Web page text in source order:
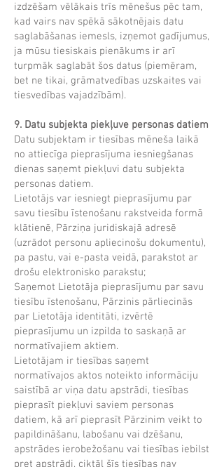
izdzēšam vēlākais trīs mēnešus pēc tam,
kad vairs nav spēkā sākotnējais datu
saglabāšanas iemesls, izņemot gadījumus,
ja mūsu tiesiskais pienākums ir arī
turpmāk saglabāt šos datus (piemēram,
bet ne tikai, grāmatvedības uzskaites vai
tiesvedības vajadzībām).
9. Datu subjekta piekļuve personas datiem
Datu subjektam ir tiesības mēneša laikā
no attiecīga pieprasījuma iesniegšanas
dienas saņemt piekļuvi datu subjekta
personas datiem.
Lietotājs var iesniegt pieprasījumu par
savu tiesību īstenošanu rakstveida formā
klātienē, Pārziņa juridiskajā adresē
(uzrādot personu apliecinošu dokumentu),
pa pastu, vai e-pasta veidā, parakstot ar
drošu elektronisko parakstu;
Saņemot Lietotāja pieprasījumu par savu
tiesību īstenošanu, Pārzinis pārliecinās
par Lietotāja identitāti, izvērtē
pieprasījumu un izpilda to saskaņā ar
normatīvajiem aktiem.
Lietotājam ir tiesības saņemt
normatīvajos aktos noteikto informāciju
saistībā ar viņa datu apstrādi, tiesības
pieprasīt piekļuvi saviem personas
datiem, kā arī pieprasīt Pārzinim veikt to
papildināšanu, labošanu vai dzēšanu,
apstrādes ierobežošanu vai tiesības iebilst
pret apstrādi, ciktāl šīs tiesības nav